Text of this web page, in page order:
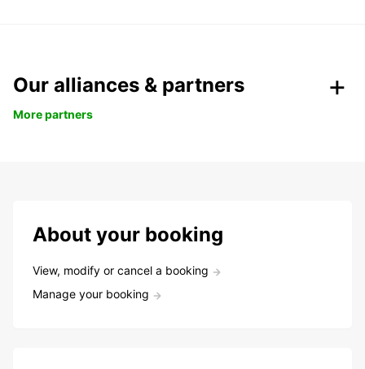
Our alliances & partners
More partners
About your booking
View, modify or cancel a booking
Manage your booking